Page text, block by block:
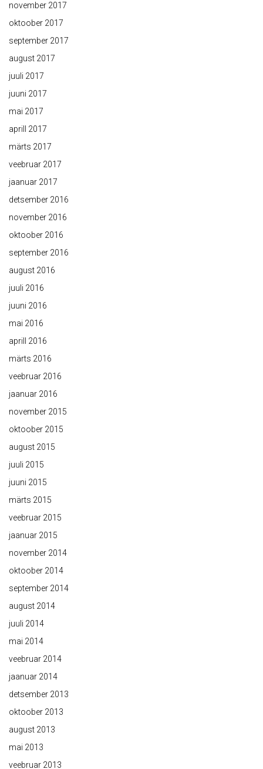
november 2017
oktoober 2017
september 2017
august 2017
juuli 2017
juuni 2017
mai 2017
aprill 2017
märts 2017
veebruar 2017
jaanuar 2017
detsember 2016
november 2016
oktoober 2016
september 2016
august 2016
juuli 2016
juuni 2016
mai 2016
aprill 2016
märts 2016
veebruar 2016
jaanuar 2016
november 2015
oktoober 2015
august 2015
juuli 2015
juuni 2015
märts 2015
veebruar 2015
jaanuar 2015
november 2014
oktoober 2014
september 2014
august 2014
juuli 2014
mai 2014
veebruar 2014
jaanuar 2014
detsember 2013
oktoober 2013
august 2013
mai 2013
veebruar 2013